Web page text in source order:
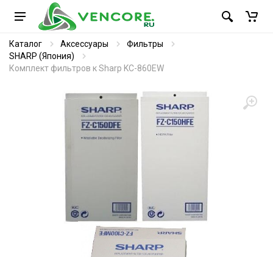
Каталог Аксессуары
Фильтры
SHARP (Япония)
Комплект фильтров к Sharp KC-860EW